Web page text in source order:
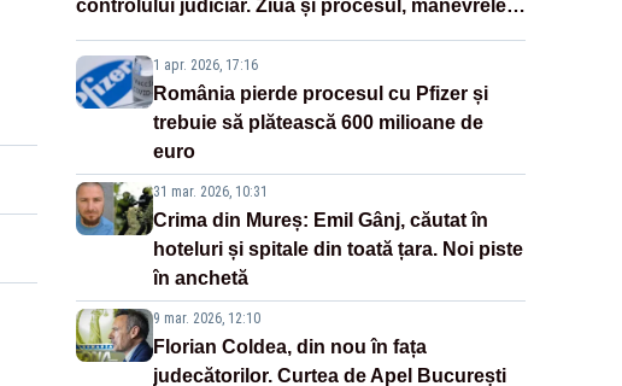
controlului judiciar. Ziua și procesul, manevrele
1 apr. 2026, 17:16
România pierde procesul cu Pfizer și
trebuie să plătească 600 milioane de
euro
31 mar. 2026, 10:31
Crima din Mureș: Emil Gânj, căutat în
hoteluri și spitale din toată țara. Noi piste
în anchetă
9 mar. 2026, 12:10
Florian Coldea, din nou în fața
judecătorilor. Curtea de Apel București